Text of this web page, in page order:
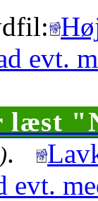
evt.
læst
).